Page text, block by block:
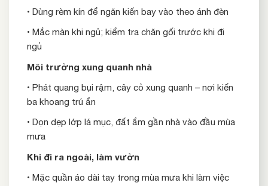
• Dùng rèm kín để ngăn kiến bay vào theo ánh đèn
• Mắc màn khi ngủ; kiểm tra chăn gối trước khi đi
ngủ
Môi trường xung quanh nhà
• Phát quang bụi rậm, cây cỏ xung quanh – nơi kiến
ba khoang trú ẩn
• Dọn dẹp lớp lá mục, đất ẩm gần nhà vào đầu mùa
mưa
Khi đi ra ngoài, làm vườn
• Mặc quần áo dài tay trong mùa mưa khi làm việc